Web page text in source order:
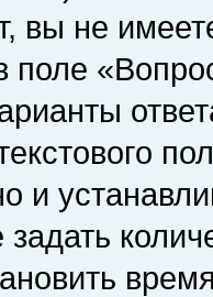
вы не
поле
и